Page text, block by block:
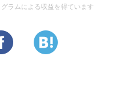
ラムによる収益を得ています